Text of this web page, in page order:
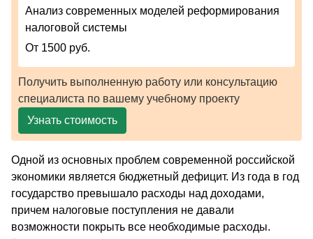
Анализ современных моделей реформирования
налоговой системы
От 1500 руб.
Получить выполненную работу или консультацию
специалиста по вашему учебному проекту
Узнать стоимость
Одной из основных проблем современной российской
экономики является бюджетный дефицит. Из года в год
государство превышало расходы над доходами,
причем налоговые поступления не давали
возможности покрыть все необходимые расходы.